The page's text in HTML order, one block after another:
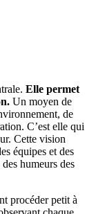
Elle permet
Un moyen de
de
C’est elle qui
Cette vision
équipes et des
humeurs des
procéder petit à